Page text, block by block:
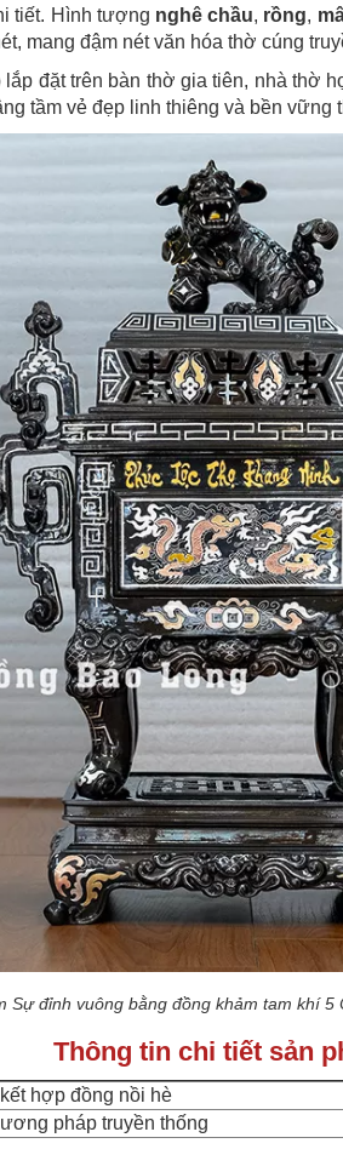
tiết. Hình tượng nghê chầu, rồng,
mang đậm nét văn hóa thờ cúng
lắp đặt trên bàn thờ gia tiên, nhà thờ
tầm vẻ đẹp linh thiêng và bền vững
Sự đỉnh vuông bằng đồng khảm tam khí 5
Thông tin chi tiết sản
hợp đồng nồi hè
pháp truyền thống